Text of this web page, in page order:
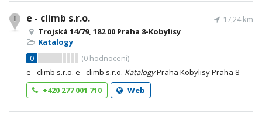
e - climb s.r.o.
Trojská 14/79, 182 00 Praha 8-Kobylisy
Katalogy
0
(0 hodnocení)
17,24 km
e - climb s.r.o. e - climb s.r.o. KatalogyPraha Kobylisy Praha 8
+420 277 001 710
Web